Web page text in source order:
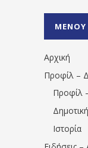
ΜΕΝΟΥ
Αρχική
Προφίλ –
Προφίλ
Ιστορία